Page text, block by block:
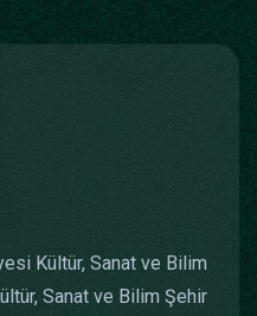
Kültür, Sanat ve Bilim
Sanat ve Bilim Şehir